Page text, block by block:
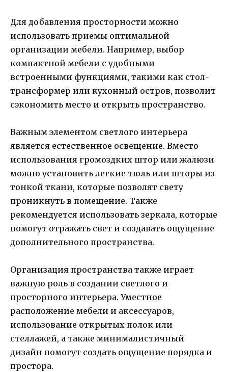
Для добавления просторности можно
использовать приемы оптимальной
организации мебели. Например, выбор
компактной мебели с удобными
встроенными функциями, такими как стол-
трансформер или кухонный остров, позволит
сэкономить место и открыть пространство.
Важным элементом светлого интерьера
является естественное освещение. Вместо
использования громоздких штор или жалюзи
можно установить легкие тюль или шторы из
тонкой ткани, которые позволят свету
проникнуть в помещение. Также
рекомендуется использовать зеркала, которые
помогут отражать свет и создавать ощущение
дополнительного пространства.
Организация пространства также играет
важную роль в создании светлого и
просторного интерьера. Уместное
расположение мебели и аксессуаров,
использование открытых полок или
стеллажей, а также минималистичный
дизайн помогут создать ощущение порядка и
простора.